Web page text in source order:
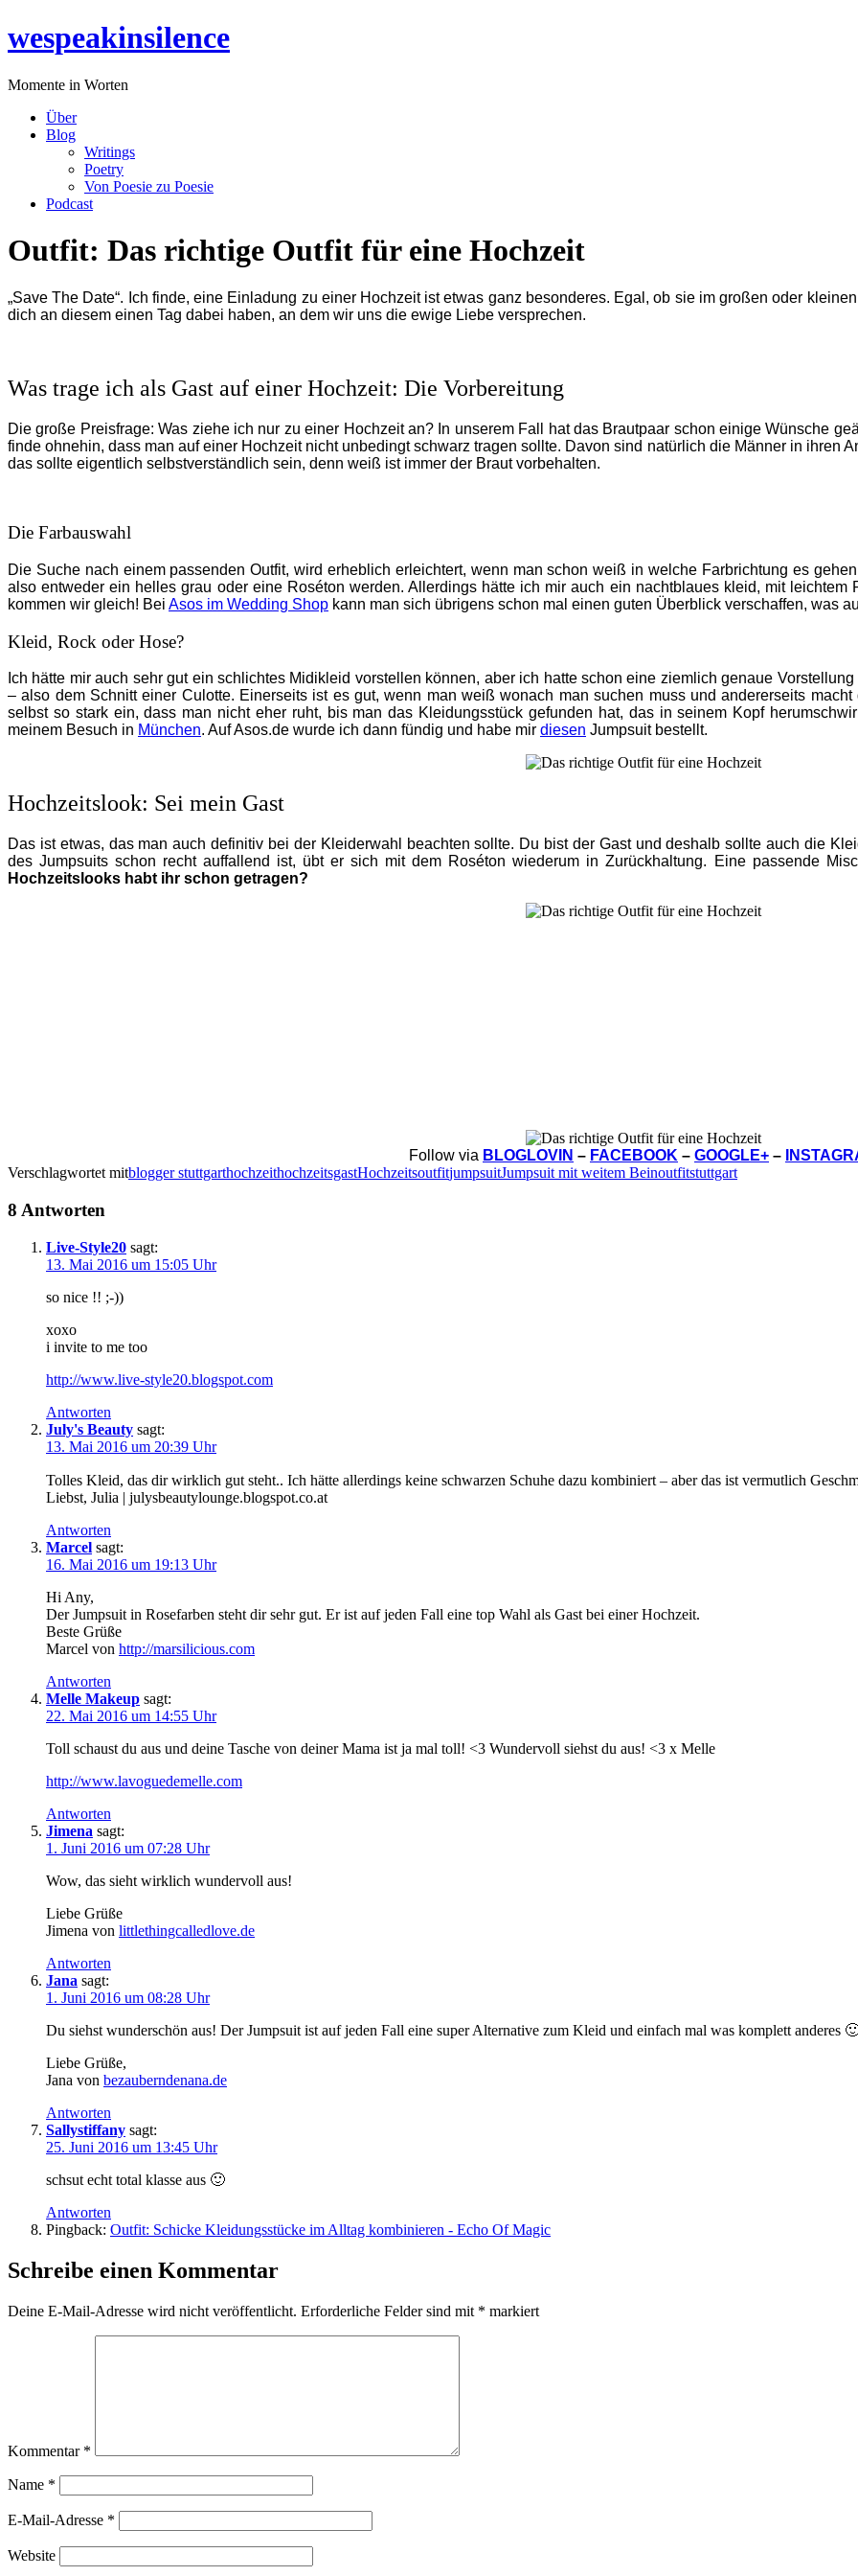
Inhalt
wespeakinsilence
Momente in Worten
Über
Blog
Writings
Poetry
Von Poesie zu Poesie
Podcast
Outfit: Das richtige Outfit für eine Hochzeit
„Save The Date“. Ich finde, eine Einladung zu einer Hochzeit ist etwas ganz besonderes. Egal, ob sie im großen oder
dich an diesem einen Tag dabei haben, an dem wir uns die ewige Liebe versprechen.
Was trage ich als Gast auf einer Hochzeit: Die Vorbereitung
Die große Preisfrage: Was ziehe ich nur zu einer Hochzeit an? In unserem Fall hat das Brautpaar schon einige Wünsche
finde ohnehin, dass man auf einer Hochzeit nicht unbedingt schwarz tragen sollte. Davon sind natürlich die Männer in ihren
das sollte eigentlich selbstverständlich sein, denn weiß ist immer der Braut vorbehalten.
Die Farbauswahl
Die Suche nach einem passenden Outfit, wird erheblich erleichtert, wenn man schon weiß in welche Farbrichtung es
also entweder ein helles grau oder eine Roséton werden. Allerdings hätte ich mir auch ein nachtblaues kleid, mit
kommen wir gleich! Bei Asos im Wedding Shop kann man sich übrigens schon mal einen guten Überblick verschaffen, was
Kleid, Rock oder Hose?
Ich hätte mir auch sehr gut ein schlichtes Midikleid vorstellen können, aber ich hatte schon eine ziemlich genaue
– also dem Schnitt einer Culotte. Einerseits ist es gut, wenn man weiß wonach man suchen muss und andererseits
selbst so stark ein, dass man nicht eher ruht, bis man das Kleidungsstück gefunden hat, das in seinem Kopf
meinem Besuch in München. Auf Asos.de wurde ich dann fündig und habe mir diesen Jumpsuit bestellt.
Hochzeitslook: Sei mein Gast
Das ist etwas, das man auch definitiv bei der Kleiderwahl beachten sollte. Du bist der Gast und deshalb sollte auch die
des Jumpsuits schon recht auffallend ist, übt er sich mit dem Roséton wiederum in Zurückhaltung. Eine passende
Hochzeitslooks habt ihr schon getragen?
Follow via BLOGLOVIN – FACEBOOK – GOOGLE+ –
Verschlagwortet mitblogger stuttgarthochzeithochzeitsgastHochzeitsoutfitjumpsuitJumpsuit mit weitem Beinoutfitstuttgart
8 Antworten
Live-Style20 sagt:
13. Mai 2016 um 15:05 Uhr
so nice !! ;-))
xoxo
i invite to me too
http://www.live-style20.blogspot.com
Antworten
July's Beauty sagt:
13. Mai 2016 um 20:39 Uhr
Tolles Kleid, das dir wirklich gut steht.. Ich hätte allerdings keine schwarzen Schuhe dazu kombiniert – aber das ist vermutlich
Liebst, Julia | julysbeautylounge.blogspot.co.at
Antworten
Marcel sagt:
16. Mai 2016 um 19:13 Uhr
Hi Any,
Der Jumpsuit in Rosefarben steht dir sehr gut. Er ist auf jeden Fall eine top Wahl als Gast bei einer Hochzeit.
Beste Grüße
Marcel von http://marsilicious.com
Antworten
Melle Makeup sagt:
22. Mai 2016 um 14:55 Uhr
Toll schaust du aus und deine Tasche von deiner Mama ist ja mal toll! <3 Wundervoll siehst du aus! <3 x Melle
http://www.lavoguedemelle.com
Antworten
Jimena sagt:
1. Juni 2016 um 07:28 Uhr
Wow, das sieht wirklich wundervoll aus!
Liebe Grüße
Jimena von littlethingcalledlove.de
Antworten
Jana sagt:
1. Juni 2016 um 08:28 Uhr
Du siehst wunderschön aus! Der Jumpsuit ist auf jeden Fall eine super Alternative zum Kleid und einfach mal was komplett anderes
Liebe Grüße,
Jana von bezauberndenana.de
Antworten
Sallystiffany sagt:
25. Juni 2016 um 13:45 Uhr
schsut echt total klasse aus 🙂
Antworten
Pingback: Outfit: Schicke Kleidungsstücke im Alltag kombinieren - Echo Of Magic
Schreibe einen Kommentar
Deine E-Mail-Adresse wird nicht veröffentlicht. Erforderliche Felder sind mit * markiert
Kommentar *
Name *
E-Mail-Adresse *
Website